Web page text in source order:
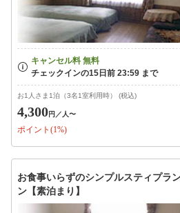
お1人さま1泊（3名1室利用時） (税込)
4,300円 ／人〜
ポイント(1%)
お食事いらずのシンプルスティプラ
ン【素泊まり】